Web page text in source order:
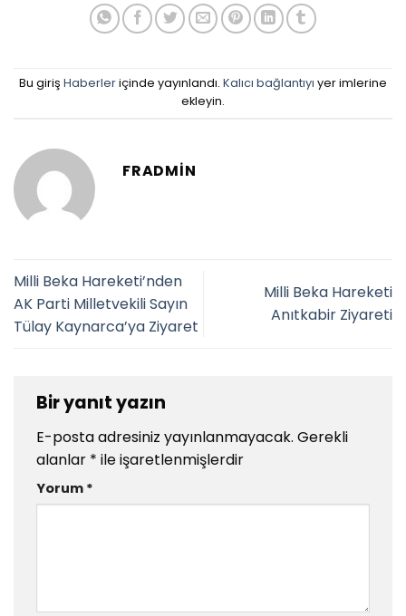
Bu giriş Haberleriçinde yayınlandı. Kalıcı bağlantıyı yer imlerine
ekleyin.
FRADMIN
Milli Beka Hareketi’nden
AK Parti Milletvekili Sayın
Tülay Kaynarca’ya Ziyaret
Milli Beka Hareketi
Anıtkabir Ziyareti
Bir yanıt yazın
E-posta adresiniz yayınlanmayacak. Gerekli
alanlar * ile işaretlenmişlerdir
Yorum *